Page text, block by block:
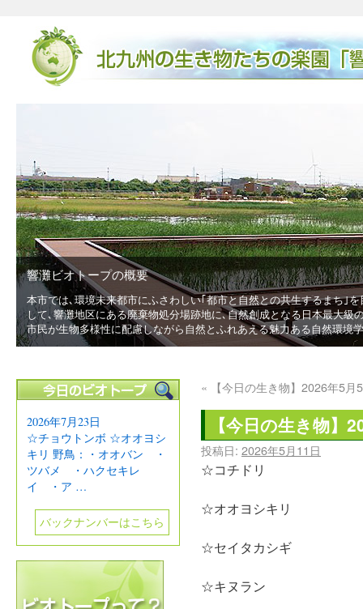
響灘ビオトープの概要
本市では､環境未来都市にふさわしい｢都市と自然との共生するまち｣
して､響灘地区にある廃棄物処分場跡地に､自然創成となる日本最大級
市民が生物多様性に配慮しながら自然とふれあえる魅力ある自然環境
« 【今日の生き物】2026年5月
【今日の生き物】
投稿日: 2026年5月11日
☆コチドリ
☆オオヨシキリ
☆セイタカシギ
☆キヌラン
2026年7月23日
☆チョウトンボ ☆オオヨシ
キリ 野鳥：・オオバン ・
ツバメ ・ハクセキレ
イ ・ア …
バックナンバーはこちら